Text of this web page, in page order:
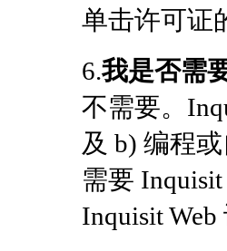
单击许可证
6.我是否需
不需要。
及 b) 编程
需要
Inquisit Web